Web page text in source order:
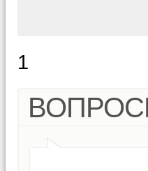
1